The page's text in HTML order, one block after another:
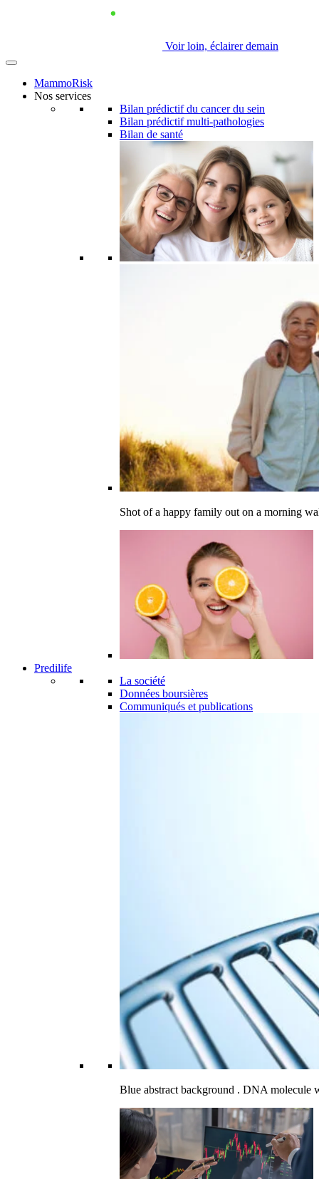
Voir loin, éclairer demain
MammoRisk
Nos services
Bilan prédictif du cancer du sein
Bilan prédictif multi-pathologies
Bilan de santé
Shot of a happy family out on a morning
Predilife
La société
Données boursières
Communiqués et publications
Blue abstract background . DNA molecule